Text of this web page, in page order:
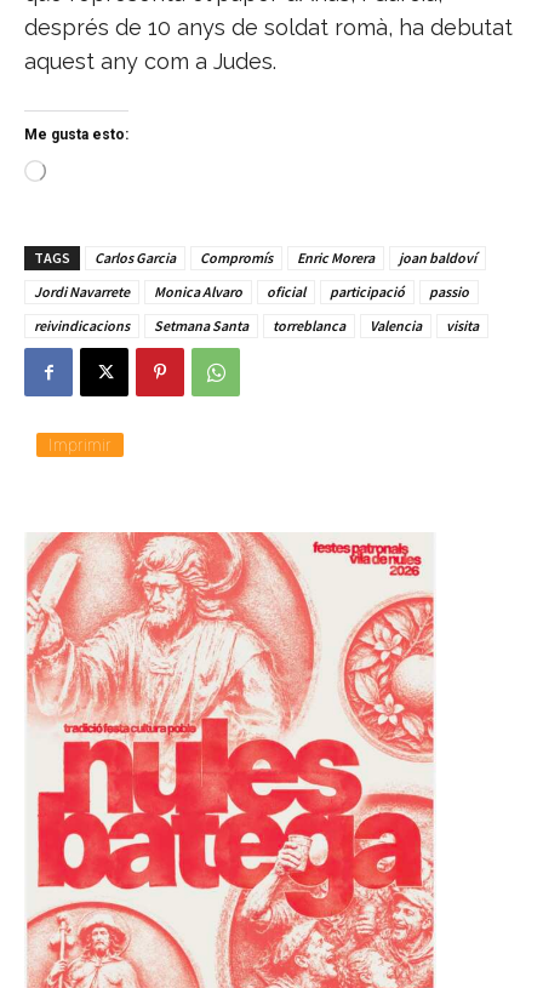
després de 10 anys de soldat romà, ha debutat
aquest any com a Judes.
Me gusta esto:
C
a
o
.
.
.
TAGS Carlos Garcia Compromís Enric Morera
joan baldoví
Jordi Navarrete
Monica Alvaro oficial participació
passio
reivindicacions
Setmana Santa torreblanca Valencia visita
Imprimir